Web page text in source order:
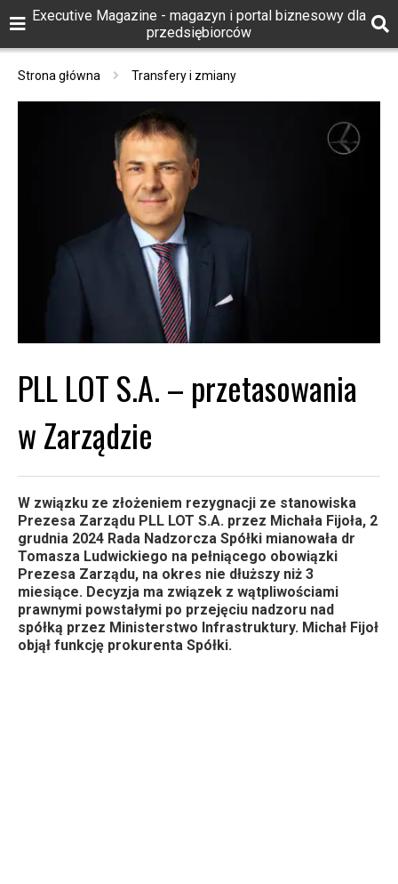
Executive Magazine - magazyn i portal biznesowy dla
przedsiębiorców
Strona główna Transfery i zmiany
PLL LOT S.A. – przetasowania
w Zarządzie
W związku ze złożeniem rezygnacji ze stanowiska
Prezesa Zarządu PLL LOT S.A. przez Michała Fijoła, 2
grudnia 2024 Rada Nadzorcza Spółki mianowała dr
Tomasza Ludwickiego na pełniącego obowiązki
Prezesa Zarządu, na okres nie dłuższy niż 3
miesiące. Decyzja ma związek z wątpliwościami
prawnymi powstałymi po przejęciu nadzoru nad
spółką przez Ministerstwo Infrastruktury. Michał Fijoł
objął funkcję prokurenta Spółki.